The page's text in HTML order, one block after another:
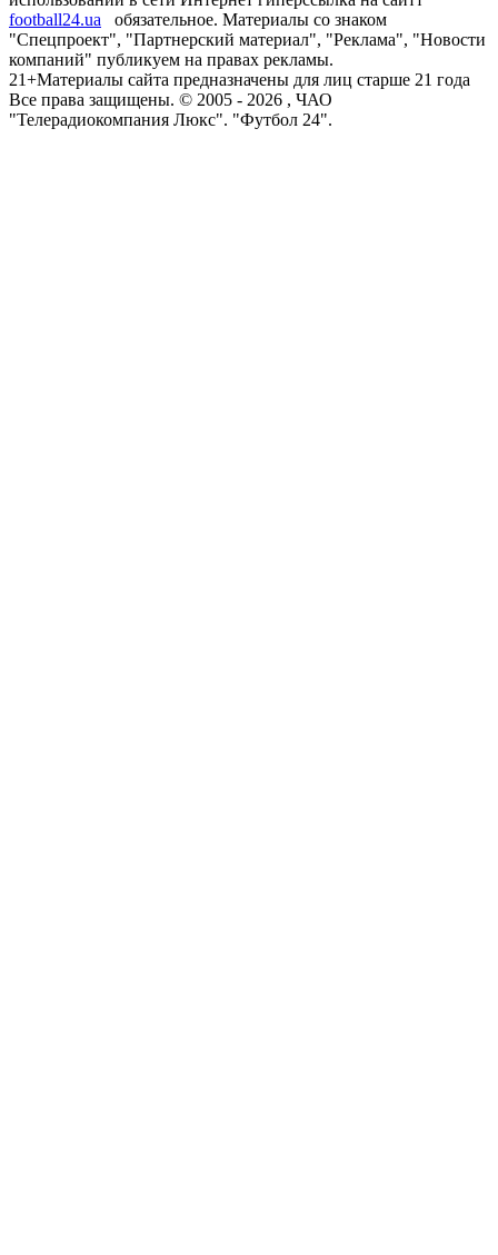
football24.ua
обязательное. Материалы со знаком
"Спецпроект", "Партнерский материал", "Реклама", "Новости
компаний" публикуем на правах рекламы.
21+Материалы сайта предназначены для лиц старше 21 года
Все права защищены. © 2005 - 2026 , ЧАО
"Телерадиокомпания Люкс". "Футбол 24".